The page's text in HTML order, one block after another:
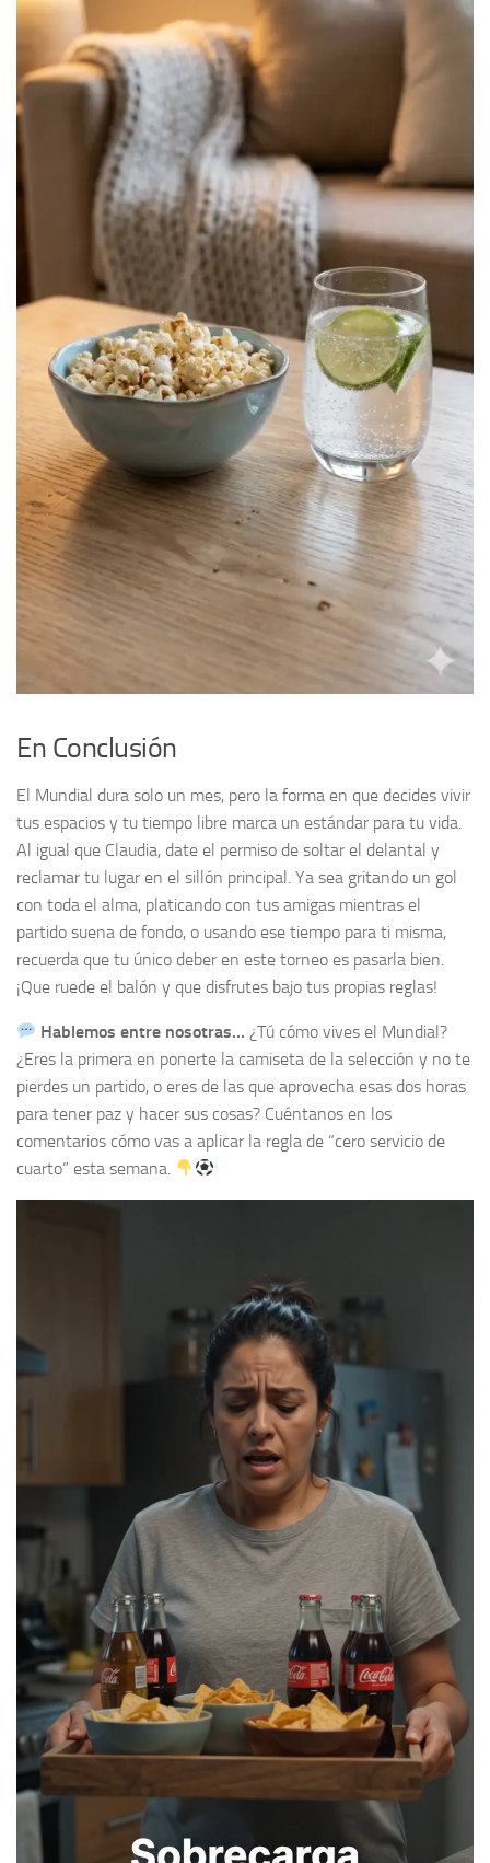
En Conclusión
El Mundial dura solo un mes, pero la forma en que decides vivir
tus espacios y tu tiempo libre marca un estándar para tu vida.
Al igual que Claudia, date el permiso de soltar el delantal y
reclamar tu lugar en el sillón principal. Ya sea gritando un gol
con toda el alma, platicando con tus amigas mientras el
partido suena de fondo, o usando ese tiempo para ti misma,
recuerda que tu único deber en este torneo es pasarla bien.
¡Que ruede el balón y que disfrutes bajo tus propias reglas!
Hablemos entre nosotras… ¿Tú cómo vives el Mundial?
¿Eres la primera en ponerte la camiseta de la selección y no te
pierdes un partido, o eres de las que aprovecha esas dos horas
para tener paz y hacer sus cosas? Cuéntanos en los
comentarios cómo vas a aplicar la regla de “cero servicio de
cuarto” esta semana.